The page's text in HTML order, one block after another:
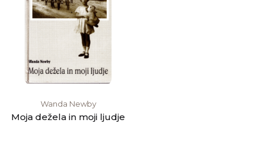
Wanda Newby
Moja dežela in moji ljudje